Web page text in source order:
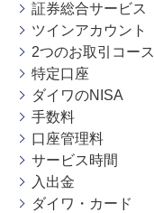
証券総合サービス
ツインアカウント
2つのお取引コース
特定口座
ダイワのNISA
手数料
口座管理料
サービス時間
入出金
ダイワ・カード